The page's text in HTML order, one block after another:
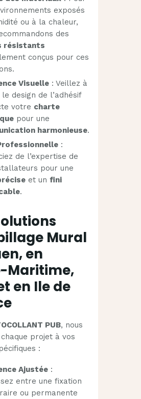
exposés
ou à la chaleur,
des
résistants
conçus pour ces
Visuelle: Veillez à
le design de l’adhésif
votre charte
pour une
harmonieuse.
:
de l’expertise de
pour une
et un fini
.
Mural
en
Maritime,
en Ile de
PUB, nous
projet à vos
:
Ajustée:
entre une fixation
ou permanente